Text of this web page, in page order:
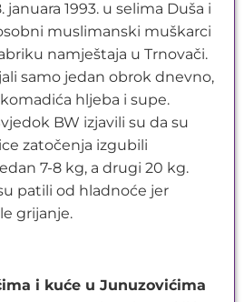
januara 1993. u selima Duša i
muslimanski muškarci
namještaja u Trnovači.
samo jedan obrok dnevno,
hljeba i supe.
BW izjavili su da su
zatočenja izgubili
7-8 kg, a drugi 20 kg.
patili od hladnoće jer
grijanje.
i kuće u Junuzovićima